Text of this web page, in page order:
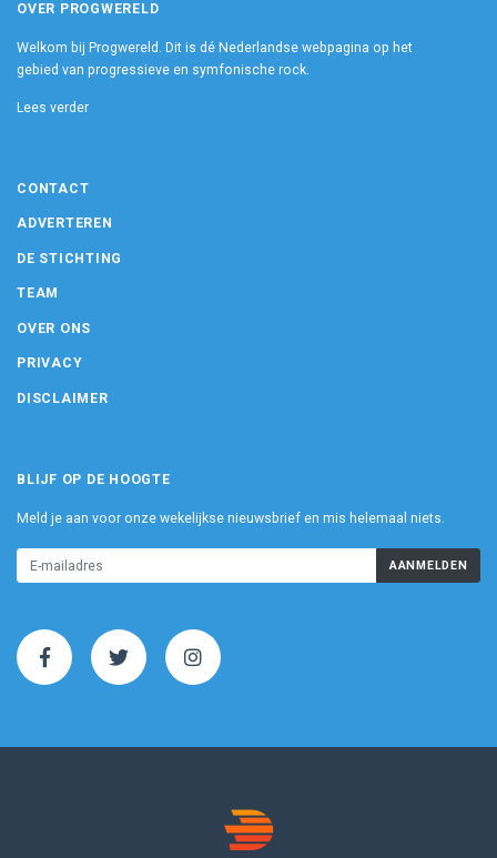
OVER PROGWERELD
Welkom bij Progwereld. Dit is dé Nederlandse webpagina op het
gebied van progressieve en symfonische rock.
Lees verder
CONTACT
ADVERTEREN
DE STICHTING
TEAM
OVER ONS
PRIVACY
DISCLAIMER
BLIJF OP DE HOOGTE
Meld je aan voor onze wekelijkse nieuwsbrief en mis helemaal niets.
AANMELDEN